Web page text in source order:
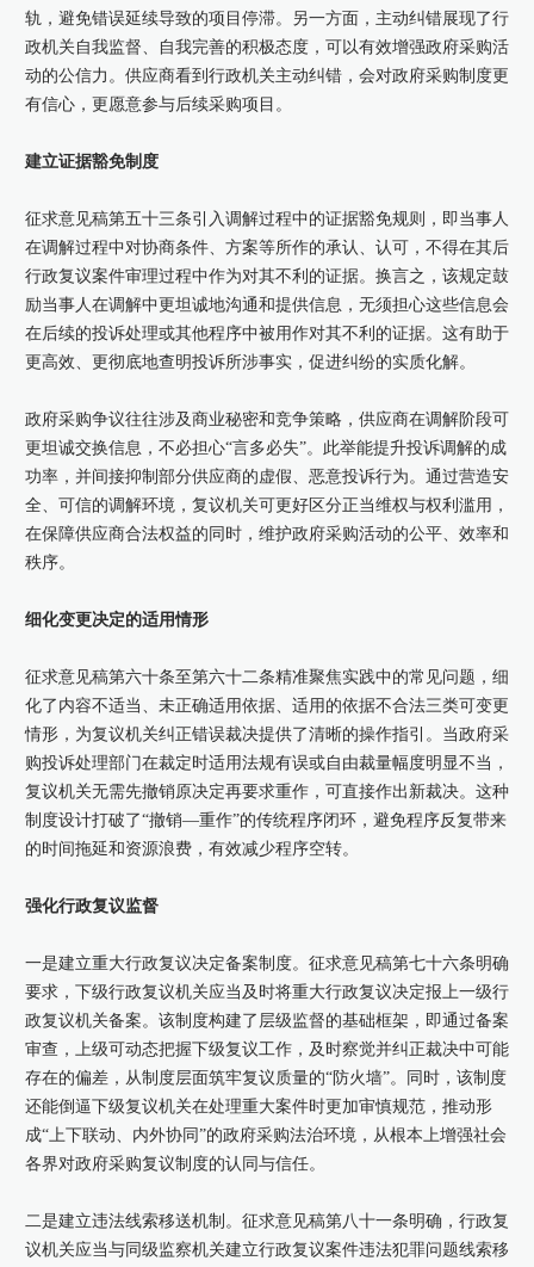
轨，避免错误延续导致的项目停滞。另一方面，主动纠错展现了行
政机关自我监督、自我完善的积极态度，可以有效增强政府采购活
动的公信力。供应商看到行政机关主动纠错，会对政府采购制度更
有信心，更愿意参与后续采购项目。
建立证据豁免制度
征求意见稿第五十三条引入调解过程中的证据豁免规则，即当事人
在调解过程中对协商条件、方案等所作的承认、认可，不得在其后
行政复议案件审理过程中作为对其不利的证据。换言之，该规定鼓
励当事人在调解中更坦诚地沟通和提供信息，无须担心这些信息会
在后续的投诉处理或其他程序中被用作对其不利的证据。这有助于
更高效、更彻底地查明投诉所涉事实，促进纠纷的实质化解。
政府采购争议往往涉及商业秘密和竞争策略，供应商在调解阶段可
更坦诚交换信息，不必担心“言多必失”。此举能提升投诉调解的成
功率，并间接抑制部分供应商的虚假、恶意投诉行为。通过营造安
全、可信的调解环境，复议机关可更好区分正当维权与权利滥用，
在保障供应商合法权益的同时，维护政府采购活动的公平、效率和
秩序。
细化变更决定的适用情形
征求意见稿第六十条至第六十二条精准聚焦实践中的常见问题，细
化了内容不适当、未正确适用依据、适用的依据不合法三类可变更
情形，为复议机关纠正错误裁决提供了清晰的操作指引。当政府采
购投诉处理部门在裁定时适用法规有误或自由裁量幅度明显不当，
复议机关无需先撤销原决定再要求重作，可直接作出新裁决。这种
制度设计打破了“撤销—重作”的传统程序闭环，避免程序反复带来
的时间拖延和资源浪费，有效减少程序空转。
强化行政复议监督
一是建立重大行政复议决定备案制度。征求意见稿第七十六条明确
要求，下级行政复议机关应当及时将重大行政复议决定报上一级行
政复议机关备案。该制度构建了层级监督的基础框架，即通过备案
审查，上级可动态把握下级复议工作，及时察觉并纠正裁决中可能
存在的偏差，从制度层面筑牢复议质量的“防火墙”。同时，该制度
还能倒逼下级复议机关在处理重大案件时更加审慎规范，推动形
成“上下联动、内外协同”的政府采购法治环境，从根本上增强社会
各界对政府采购复议制度的认同与信任。
二是建立违法线索移送机制。征求意见稿第八十一条明确，行政复
议机关应当与同级监察机关建立行政复议案件违法犯罪问题线索移